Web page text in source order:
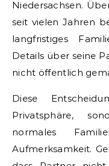
Niedersachsen.
seit vielen Jahren
langfristiges
Details über seine
nicht öffentlich
Diese
Privatsphäre,
normales
Aufmerksamkeit.